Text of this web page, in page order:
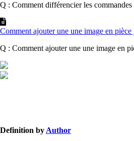
Q : Comment différencier les
Comment ajouter une une image en
Q : Comment ajouter une une image en
Definition byAuthor